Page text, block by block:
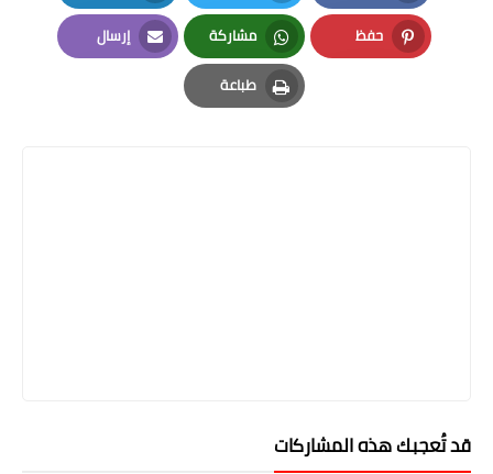
Facebook
Twitter
LinkedIn
حفظ
Pinterest
مشاركة
Whatsapp
إرسال
Email
طباعة
Print
قد تُعجبك هذه المشاركات